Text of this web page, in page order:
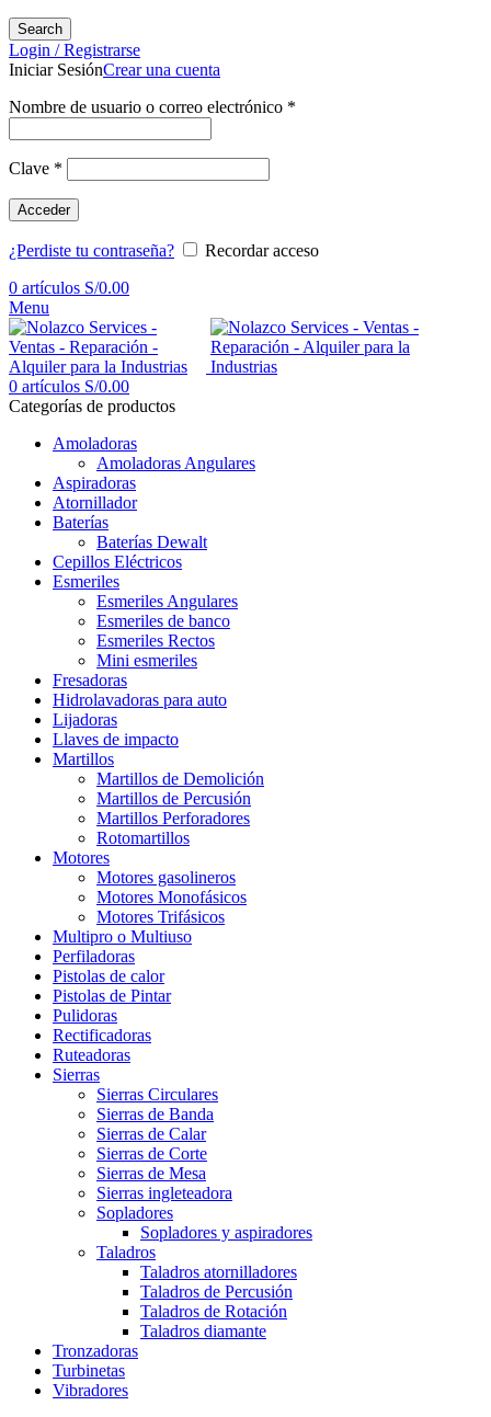
Search
Login / Registrarse
Iniciar SesiónCrear una cuenta
Nombre de usuario o correo electrónico *
Clave *
Acceder
¿Perdiste tu contraseña?
Recordar acceso
0 artículos S/0.00
Menu
0 artículos S/0.00
Categorías de productos
Amoladoras
Amoladoras Angulares
Aspiradoras
Atornillador
Baterías
Baterías Dewalt
Cepillos Eléctricos
Esmeriles
Esmeriles Angulares
Esmeriles de banco
Esmeriles Rectos
Mini esmeriles
Fresadoras
Hidrolavadoras para auto
Lijadoras
Llaves de impacto
Martillos
Martillos de Demolición
Martillos de Percusión
Martillos Perforadores
Rotomartillos
Motores
Motores gasolineros
Motores Monofásicos
Motores Trifásicos
Multipro o Multiuso
Perfiladoras
Pistolas de calor
Pistolas de Pintar
Pulidoras
Rectificadoras
Ruteadoras
Sierras
Sierras Circulares
Sierras de Banda
Sierras de Calar
Sierras de Corte
Sierras de Mesa
Sierras ingleteadora
Sopladores
Sopladores y aspiradores
Taladros
Taladros atornilladores
Taladros de Percusión
Taladros de Rotación
Taladros diamante
Tronzadoras
Turbinetas
Vibradores